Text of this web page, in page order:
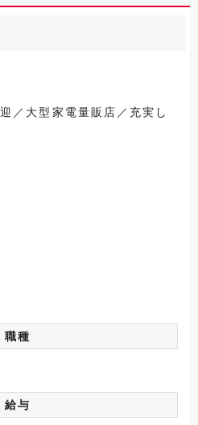
／大型家電量販店／充実し
職種
給与